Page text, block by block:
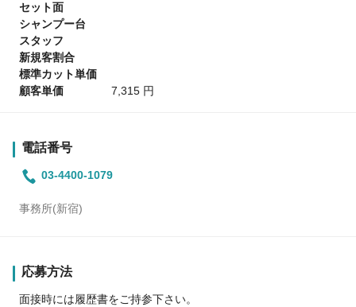
セット面
シャンプー台
スタッフ
新規客割合
標準カット単価
顧客単価
7,315 円
電話番号
03-4400-1079
事務所(新宿)
応募方法
面接時には履歴書をご持参下さい。